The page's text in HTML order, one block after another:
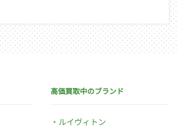
高価買取中のブランド
ルイヴィトン